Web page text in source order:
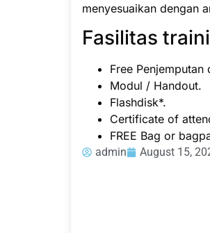
menyesuaikan dengan
Fasilitas
Free
Modul / Handout.
Flashdisk*.
Certificate of
FREE Bag or
admin August 15,